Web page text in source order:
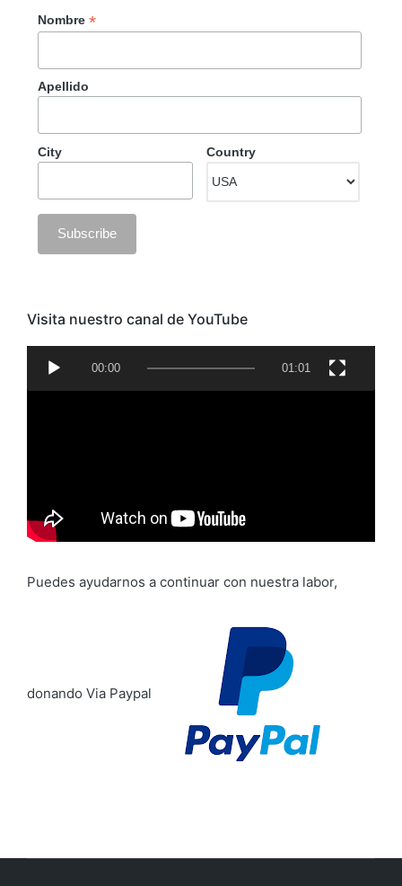
Nombre *
Apellido
City Country
Visita nuestro canal de YouTube
t
r
d
00:00 01:01
Puedes ayudarnos a continuar con nuestra labor,
donando Via Paypal